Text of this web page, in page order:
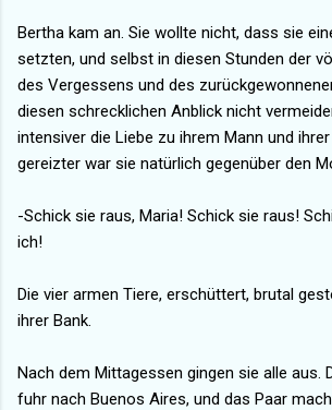
Bertha kam an. Sie wollte nicht, dass sie
setzten, und selbst in diesen Stunden der
des Vergessens und des
diesen schrecklichen Anblick nicht
intensiver die Liebe zu ihrem Mann und
gereizter war sie natürlich gegenüber den
-Schick sie raus, Maria! Schick sie raus!
ich!
Die vier armen Tiere, erschüttert, brutal
ihrer Bank.
Nach dem Mittagessen gingen sie alle aus.
fuhr nach Buenos Aires, und das Paar